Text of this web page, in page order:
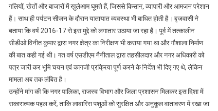
लगी
गलियों, खेतों और बाजारों में खुलेआम घूमते हैं, जिससे किसान, व्यापारी और आमजन परेशान
हैं। साथ ही पर्यटन सीजन के दौरान यातायात व्यवस्था भी बाधित होती है। बृजवासी ने
बताया कि वर्ष 2016-17 से इस मुद्दे को लगातार उठाया जा रहा है। पूर्व में तत्कालीन
सीडीओ विनीत कुमार द्वारा नगर क्षेत्र का निरीक्षण भी कराया गया था और गौशाला निर्माण
की बात कही गई थी। गत वर्ष एसडीएम नैनीताल द्वारा तहसीलदार और नगर अधिकारी को
पत्र जारी कर भूमि चयन एवं कागजी प्रक्रिया पूर्ण करने के निर्देश भी दिए गए थे, लेकिन
मामला अब तक लंबित है।
उन्होंने मांग की कि नगर पालिका, राजस्व विभाग और जिला प्रशासन मिलकर इस दिशा में
सकारात्मक पहल करें, ताकि लावारिस पशुओं को सुरक्षित और अनुकूल वातावरण में रखा जा